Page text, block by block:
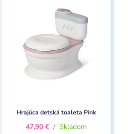
Hrajúca detská toaleta Pink
47,90 € / Skladom